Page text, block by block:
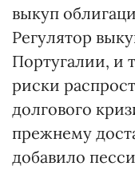
выкуп
Регулятор
Португалии, и
риски
долгового
прежнему
добавило